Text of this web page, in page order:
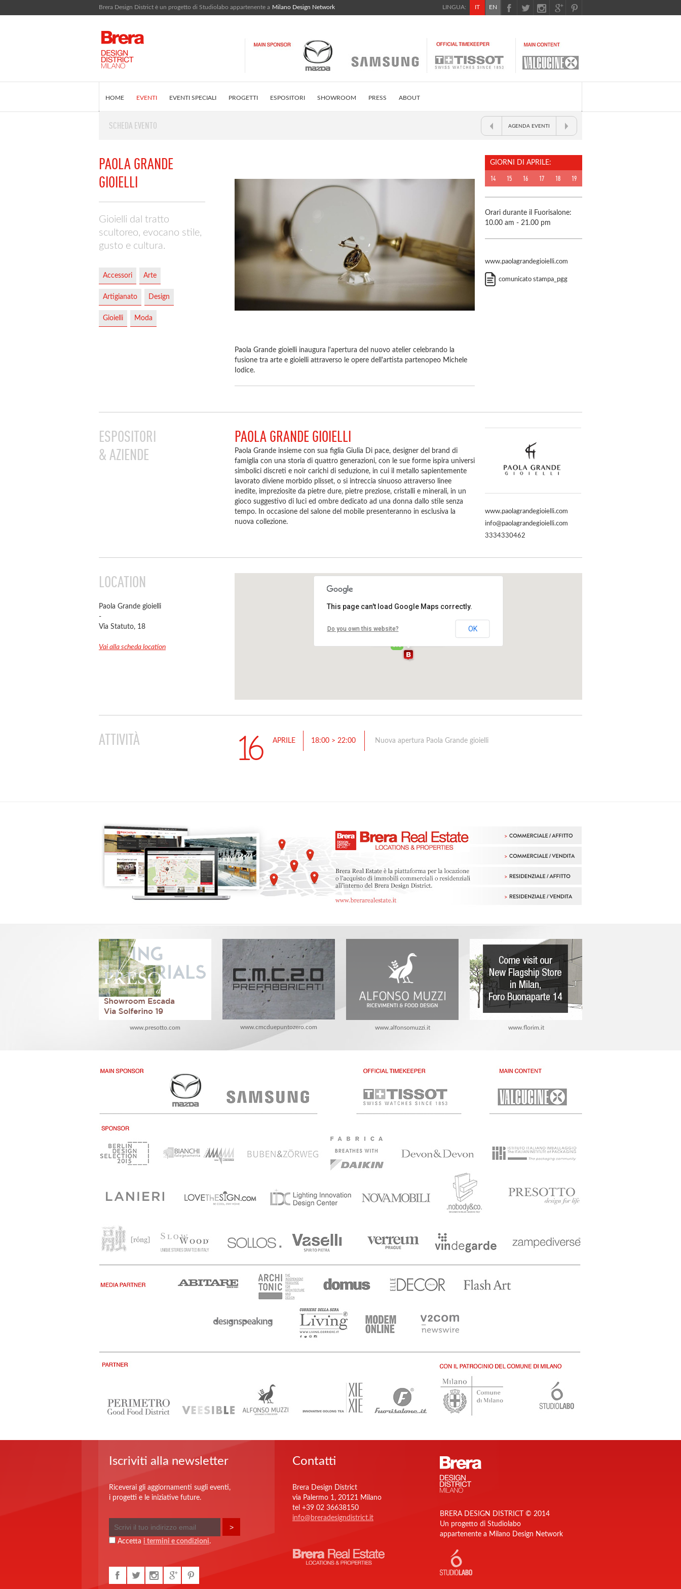
Brera Design District è un progetto di Studiolabo appartenente a Milano Design Network EN
IT
LINGUA:
HOME EVENTI EVENTI SPECIALI PROGETTI ESPOSITORI SHOWROOM PRESS ABOUT
EDITORIALE
SCHEDA EVENTO AGENDA EVENTI
PAOLA GRANDE
GIOIELLI
Gioielli dal tratto
scultoreo, evocano stile,
gusto e cultura.
Accessori Arte
Artigianato Design
Gioielli Moda
Paola Grande gioielli inaugura l'apertura del nuovo atelier celebrando la
fusione tra arte e gioielli attraverso le opere dell'artista partenopeo Michele
Iodice.
GIORNI DI APRILE:
14 15 16 17 18 19
Orari durante il Fuorisalone:
10.00 am - 21.00 pm
www.paolagrandegioielli.com
comunicato stampa_pgg
ESPOSITORI
& AZIENDE
PAOLA GRANDE GIOIELLI
Paola Grande insieme con sua figlia Giulia Di pace, designer del brand di
famiglia con una storia di quattro generazioni, con le sue forme ispira universi
simbolici discreti e noir carichi di seduzione, in cui il metallo sapientemente
lavorato diviene morbido plisset, o si intreccia sinuoso attraverso linee
inedite, impreziosite da pietre dure, pietre preziose, cristalli e minerali, in un
gioco suggestivo di luci ed ombre dedicato ad una donna dallo stile senza
tempo. In occasione del salone del mobile presenteranno in esclusiva la
nuova collezione.
www.paolagrandegioielli.com
info@paolagrandegioielli.com
3334330462
LOCATION
Paola Grande gioielli
-
Via Statuto, 18
Vai alla scheda location
Paola Grande gioielli
Via Statuto, 18
This page can't load Google Maps correctly.
Do you own this website? OK
ATTIVITÀ 16 APRILE 18:00 > 22:00 Nuova apertura Paola Grande gioielli
www.presotto.com www.cmcduepuntozero.com www.alfonsomuzzi.it www.florim.it
Iscriviti alla newsletter
Riceverai gli aggiornamenti sugli eventi,
i progetti e le iniziative future.
Accetta i termini e condizioni.
Contatti
Brera Design District
via Palermo 1, 20121 Milano
tel +39 02 36638150
info@breradesigndistrict.it
BRERA DESIGN DISTRICT © 2014
Un progetto di Studiolabo
appartenente a Milano Design Network